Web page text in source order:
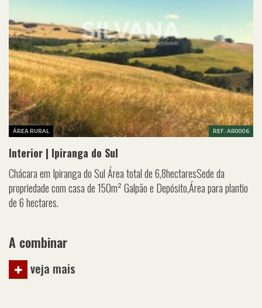
ÁREA RURAL REF.: AR0006
Interior | Ipiranga do Sul
Chácara em Ipiranga do Sul Área total de 6,8hectaresSede da
propriedade com casa de 150m² Galpão e Depósito,Área para plantio
de 6 hectares.
A combinar
veja mais